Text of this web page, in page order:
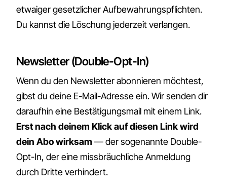
etwaiger gesetzlicher Aufbewahrungspflichten.
Du kannst die Löschung jederzeit verlangen.
Newsletter (Double-Opt-In)
Wenn du den Newsletter abonnieren möchtest,
gibst du deine E-Mail-Adresse ein. Wir senden dir
daraufhin eine Bestätigungsmail mit einem Link.
Erst nach deinem Klick auf diesen Link wird
dein Abo wirksam — der sogenannte Double-
Opt-In, der eine missbräuchliche Anmeldung
durch Dritte verhindert.